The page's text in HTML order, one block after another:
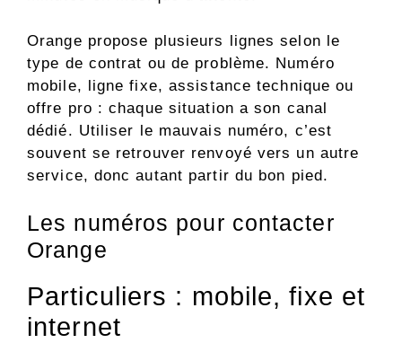
Orange propose plusieurs lignes selon le
type de contrat ou de problème. Numéro
mobile, ligne fixe, assistance technique ou
offre pro : chaque situation a son canal
dédié. Utiliser le mauvais numéro, c’est
souvent se retrouver renvoyé vers un autre
service, donc autant partir du bon pied.
Les numéros pour contacter
Orange
Particuliers : mobile, fixe et
internet